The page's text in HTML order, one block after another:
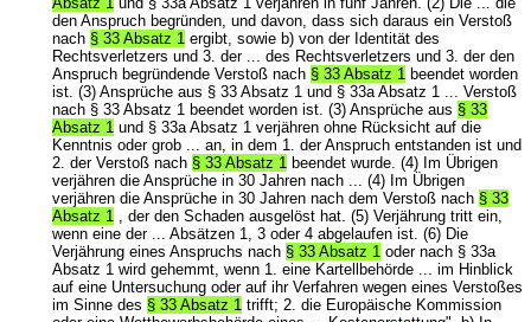
den Anspruch begründen, und davon, dass sich daraus ein Verstoß
nach § 33 Absatz 1 ergibt, sowie b) von der Identität des
Rechtsverletzers und 3. der ... des Rechtsverletzers und 3. der den
Anspruch begründende Verstoß nach § 33 Absatz 1 beendet worden
ist. (3) Ansprüche aus § 33 Absatz 1 und § 33a Absatz 1 ... Verstoß
nach § 33 Absatz 1 beendet worden ist. (3) Ansprüche aus § 33
Absatz 1 und § 33a Absatz 1 verjähren ohne Rücksicht auf die
Kenntnis oder grob ... an, in dem 1. der Anspruch entstanden ist und
2. der Verstoß nach § 33 Absatz 1 beendet wurde. (4) Im Übrigen
verjähren die Ansprüche in 30 Jahren nach ... (4) Im Übrigen
verjähren die Ansprüche in 30 Jahren nach dem Verstoß nach § 33
Absatz 1 , der den Schaden ausgelöst hat. (5) Verjährung tritt ein,
wenn eine der ... Absätzen 1, 3 oder 4 abgelaufen ist. (6) Die
Verjährung eines Anspruchs nach § 33 Absatz 1 oder nach § 33a
Absatz 1 wird gehemmt, wenn 1. eine Kartellbehörde ... im Hinblick
auf eine Untersuchung oder auf ihr Verfahren wegen eines Verstoßes
im Sinne des § 33 Absatz 1 trifft; 2. die Europäische Kommission